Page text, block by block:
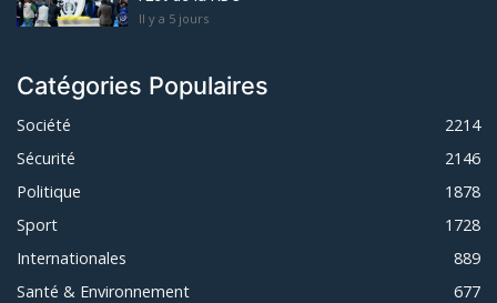
Il y a 5 jours
Catégories Populaires
Société
2214
Sécurité
2146
Politique
1878
Sport
1728
Internationales
889
Santé & Environnement
677